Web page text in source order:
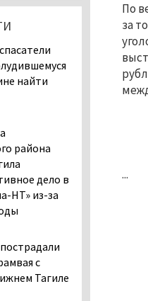
По
за
...
найти
района
дело в
НТ» из-за
с
Тагиле